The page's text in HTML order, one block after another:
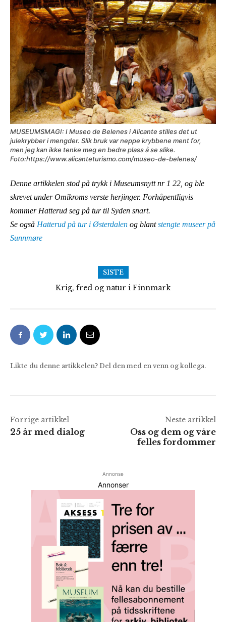
MUSEUMSMAGI: I Museo de Belenes i Alicante stilles det ut
julekrybber i mengder. Slik bruk var neppe krybbene ment for,
men jeg kan ikke tenke meg en bedre plass å se slike.
Foto:https://www.alicanteturismo.com/museo-de-belenes/
Denne artikkelen stod på trykk i Museumsnytt nr 1 22, og ble
skrevet under Omikroms verste herjinger. Forhåpentligvis
kommer Hatterud seg på tur til Syden snart.
Se også Hatterud på tur i Østerdalen og blantstengte museer på
Sunnmøre
SISTE
Følg med på Frolands Verk
Likte du denne artikkelen? Del den med en venn og kollega.
Forrige artikkel
25 år med dialog
Neste artikkel
Oss og dem og våre
felles fordommer
Annonse
Annonser